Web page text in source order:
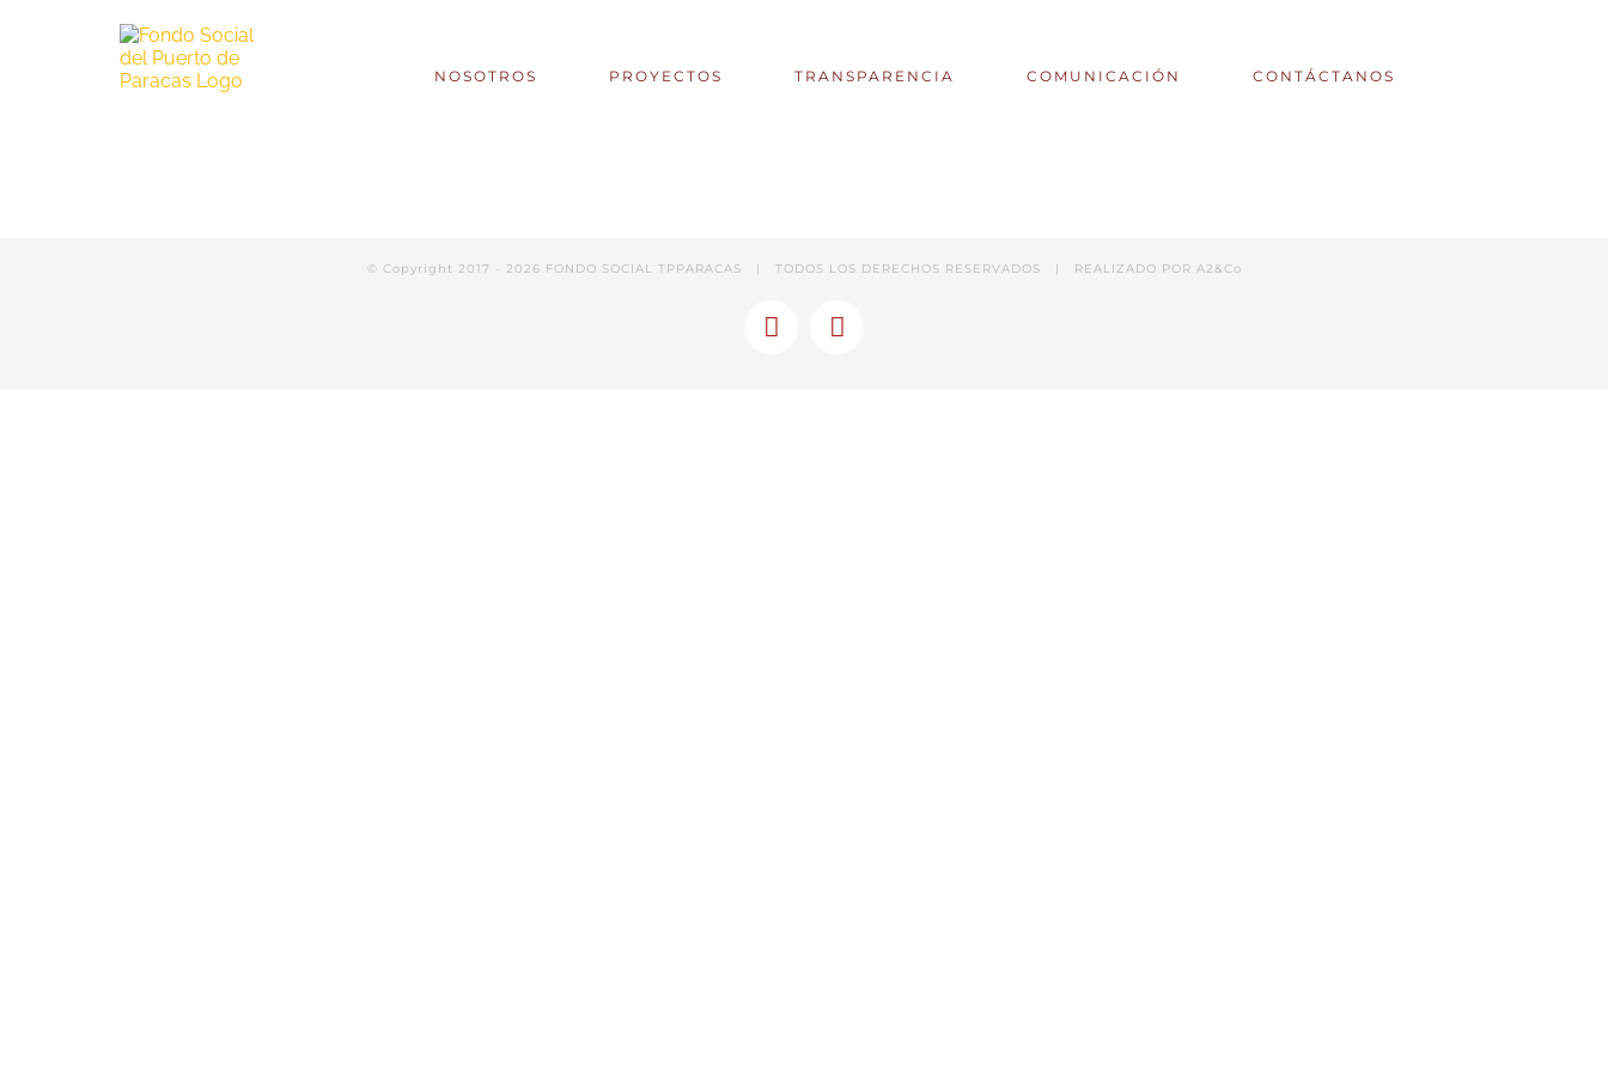
NOSOTROS PROYECTOS TRANSPARENCIA COMUNICACIÓN CONTÁCTANOS
© Copyright 2017 - 2026 FONDO SOCIAL TPPARACAS | TODOS LOS DERECHOS RESERVADOS | REALIZADO POR A2&Co
Facebook